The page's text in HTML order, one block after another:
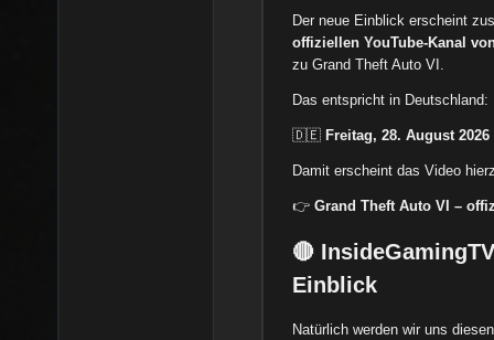
Der neue Einblick erscheint
offiziellen YouTube-Kanal
zu Grand Theft Auto VI.
Das entspricht in Deutschland:
🇩🇪 Freitag, 28. August
Damit erscheint das Video
👉Grand Theft Auto VI –
🔴
Einblick
Natürlich werden wir uns